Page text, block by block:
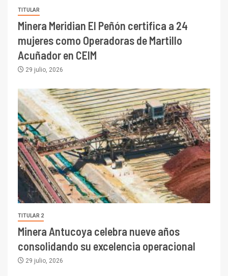
TITULAR
Minera Meridian El Peñón certifica a 24
mujeres como Operadoras de Martillo
Acuñador en CEIM
29 julio, 2026
TITULAR 2
Minera Antucoya celebra nueve años
consolidando su excelencia operacional
29 julio, 2026